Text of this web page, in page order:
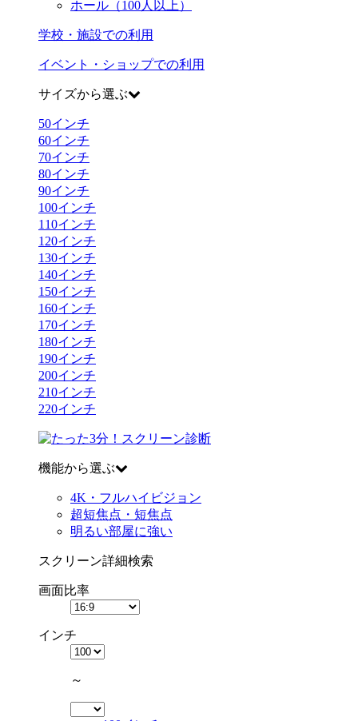
ホール（100人以上）
学校・施設での利用
イベント・ショップでの利用
サイズから選ぶ
50インチ
60インチ
70インチ
80インチ
90インチ
100インチ
110インチ
120インチ
130インチ
140インチ
150インチ
160インチ
170インチ
180インチ
190インチ
200インチ
210インチ
220インチ
機能から選ぶ
4K・フルハイビジョン
超短焦点・短焦点
明るい部屋に強い
スクリーン詳細検索
画面比率
インチ
～